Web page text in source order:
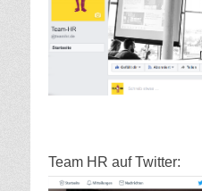
Team HR auf Twitter: